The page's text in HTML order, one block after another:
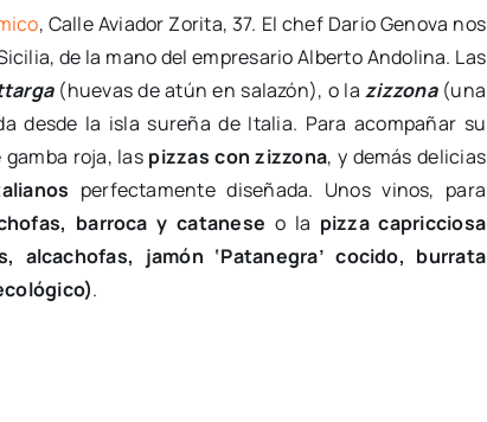
, Calle Aviador Zorita, 37. El chef Dario Genova nos
de la mano del empresario Alberto Andolina. Las
(huevas de atún en salazón), o lazizzona(una
desde la isla sureña de Italia. Para acompañar su
roja, las pizzas con zizzona, y demás delicias
perfectamente diseñada. Unos vinos, para
barroca y catanese o la pizza capricciosa
jamón ‘Patanegra’ cocido, burrata
.